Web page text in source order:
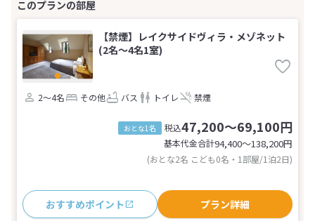
【禁煙】レイクサイドヴィラ・メゾネット
(2名～4名1室)
2～4名 その他 バス トイレ 禁煙
おとな1名 税込47,200～69,100円
基本代金合計94,400〜138,200円
(おとな2名 こども0名・1部屋/1泊2日)
おすすめポイント プラン詳細